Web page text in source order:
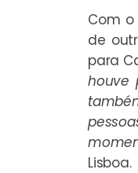
Com
de
para
houve
Lisboa.